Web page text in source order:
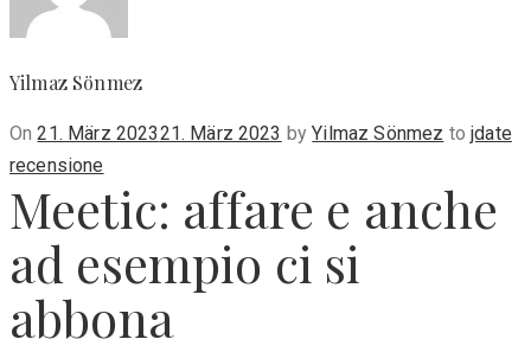
Yilmaz Sönmez
OnPosted
on
21. März 202321. März 2023 byYilmaz Sönmez tojdate
recensione
Meetic: affare e anche
ad esempio ci si
abbona